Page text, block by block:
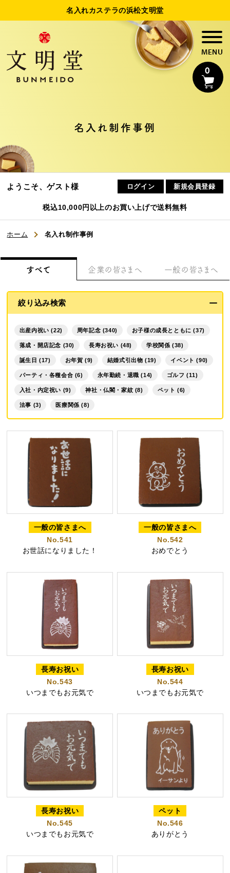
名入れカステラの浜松文明堂
0
制作事例
浜松文明堂について
初めてのお客様へ
よくある質問
お知らせ
お問い合わせ
商品一覧
好きな文字とイラスト
型からオリジナルで作
名入れカステラ
出産内祝カステラ 長寿のお祝いカステラ
カステラ
特製ハニーカステラ極 浜松工場限定五三焼カ ハニーカステラ
静岡茶カステラ
名入れ制作事例
税込10,000円以上のお買い上げで送料無料
ようこそ、ゲスト様 ログイン 新規会員登録
ホーム 名入れ制作事例
すべて 企業の皆さまへ 一般の皆さまへ
絞り込み検索
出産内祝い (22) 周年記念 (340) お子様の成長とともに (37)
落成・開店記念 (30) 長寿お祝い (48) 学校関係 (38)
誕生日 (17) お年賀 (9) 結婚式引出物 (19) イベント (90)
パーティ・各種会合 (6) 永年勤続・退職 (14) ゴルフ (11)
入社・内定祝い (9) 神社・仏閣・家紋 (8) ペット (6)
法事 (3) 医療関係 (8)
一般の皆さまへ
No.541
お世話になりました！
一般の皆さまへ
No.542
おめでとう
長寿お祝い
No.543
いつまでもお元気で
長寿お祝い
No.544
いつまでもお元気で
長寿お祝い
No.545
いつまでもお元気で
ペット
No.546
ありがとう